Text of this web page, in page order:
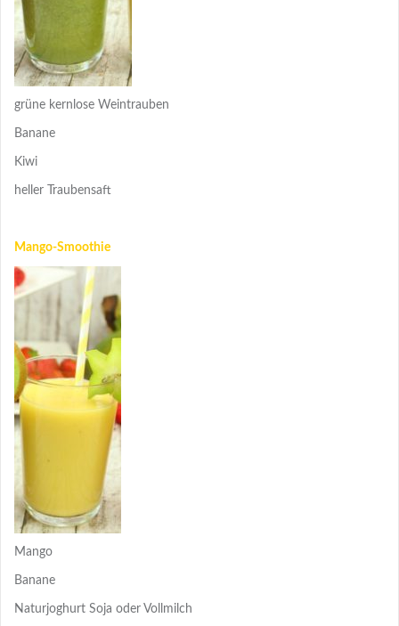
grüne kernlose Weintrauben
Banane
Kiwi
heller Traubensaft
Mango-Smoothie
Mango
Banane
Naturjoghurt Soja oder Vollmilch